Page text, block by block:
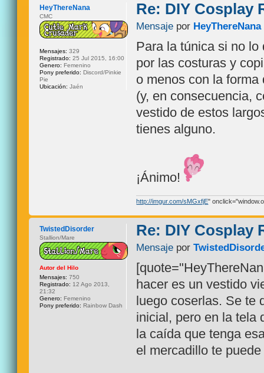
Re: DIY Cosplay
Mensaje por HeyThereNana
Para la túnica si no
por las costuras y
o menos con la
(y, en consecuencia,
vestido de estos
tienes alguno.
¡Ánimo!
http://imgur.com/sMGxfjE"
HeyThereNana
CMC
Mensajes: 329
Registrado: 25 Jul 2015, 16:00
Genero: Femenino
Pony preferido: Discord/Pinkie
Pie
Ubicación: Jaén
Re: DIY Cosplay
Mensaje por
hacer es un vestido
luego coserlas. Se te
inicial, pero en la tela
la caída que tenga
el mercadillo te
TwistedDisorder
Stallion/Mare
Autor del Hilo
Mensajes: 750
Registrado: 12 Ago 2013,
21:32
Genero: Femenino
Pony preferido: Rainbow Dash